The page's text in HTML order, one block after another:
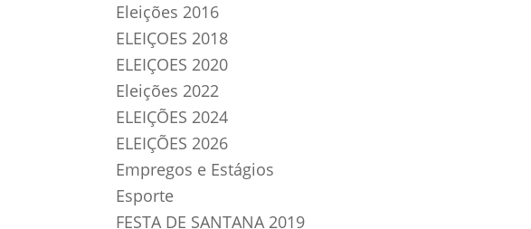
Eleições 2016
ELEIÇOES 2018
ELEIÇOES 2020
Eleições 2022
ELEIÇÕES 2024
ELEIÇÕES 2026
Empregos e Estágios
Esporte
FESTA DE SANTANA 2019